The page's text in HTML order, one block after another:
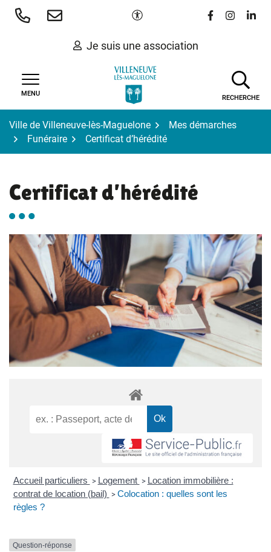
Aller
Paramètres d'accessibilité
Lien vers le
Lien vers
Lien
Je suis une association
MENU
RECHERCHE
Ville de Villeneuve-lès-Maguelone
Mes démarches
Funéraire
Certificat d’hérédité
Certificat d’hérédité
Accueil particuliers > Logement > Location immobilière :
contrat de location (bail) > Colocation : quelles sont les
règles ?
Question-réponse